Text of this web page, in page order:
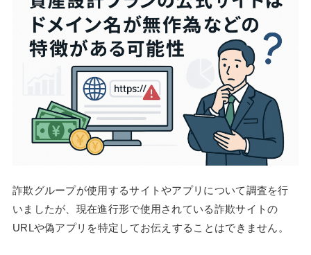
詐欺グループが使用するサイトやアプリについて調査を行
いましたが、現在進行形で使用されている詐欺サイトの
URLや偽アプリを特定してお伝えすることはできません。